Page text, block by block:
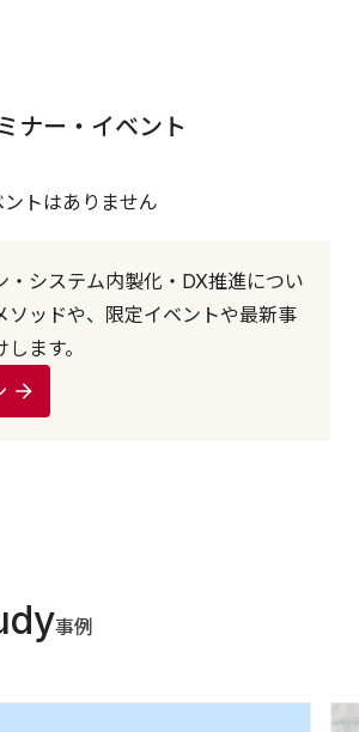
ナー・イベント
トはありません
システム内製化・DX推進につい
ソッドや、限定イベントや最新事
ます。
事例